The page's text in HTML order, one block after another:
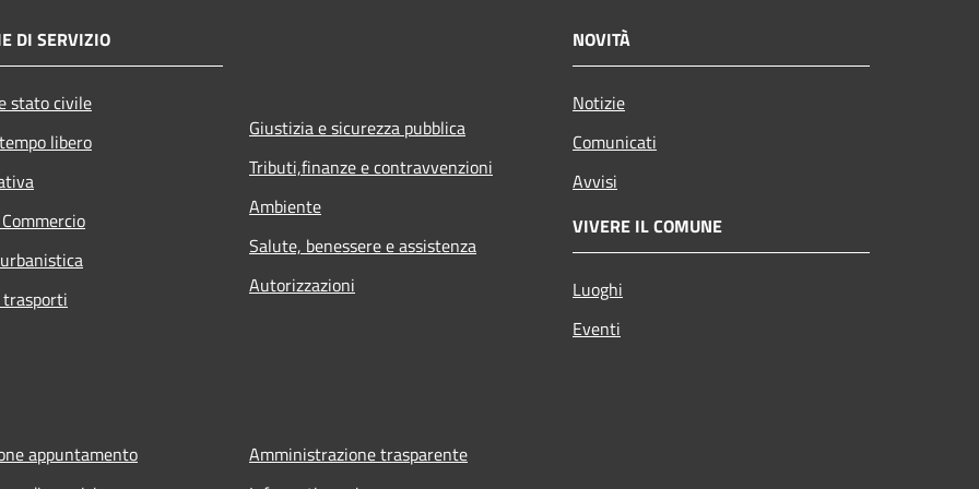
DI SERVIZIO
stato civile
libero
Giustizia e sicurezza pubblica
Tributi,finanze e contravvenzioni
Ambiente
Salute, benessere e assistenza
Autorizzazioni
NOVITÀ
Notizie
Comunicati
Avvisi
VIVERE IL COMUNE
Luoghi
Eventi
appuntamento
Amministrazione trasparente